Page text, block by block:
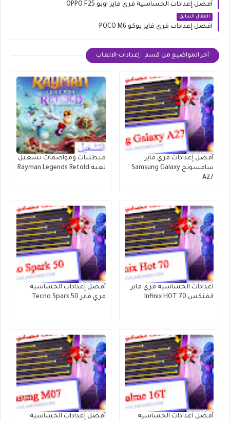
أفضل إعدادات الحساسية فري فاير اوبو OPPO F25
المقال السابق
أفضل إعدادات فري فاير بوكو POCO M6
أخر المواضيع من قسم : إعدادات-الالعاب
أفضل إعدادات فري فاير
سامسونج Samsung Galaxy
A27
متطلبات ومواصفات تشغيل
لعبة Rayman Legends Retold
اعدادات الحساسية فري فاير
انفنكس Infinix HOT 70
أفضل إعدادات الحساسية
فري فاير Tecno Spark 50
أفضل اعدادات الحساسية أفضل إعدادات الحساسية